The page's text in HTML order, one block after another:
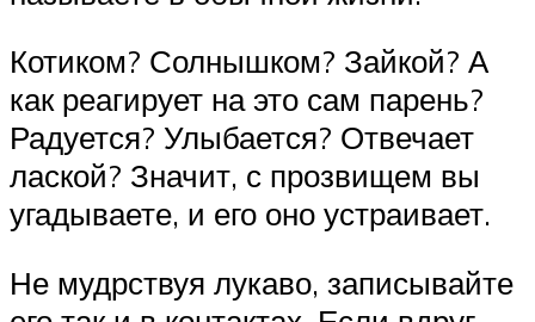
Котиком? Солнышком? Зайкой? А
как реагирует на это сам парень?
Радуется? Улыбается? Отвечает
лаской? Значит, с прозвищем вы
угадываете, и его оно устраивает.
Не мудрствуя лукаво, записывайте